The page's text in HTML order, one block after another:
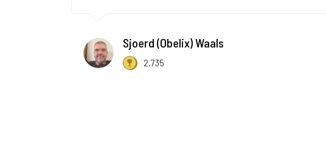
Sjoerd (Obelix) Waals
2.735